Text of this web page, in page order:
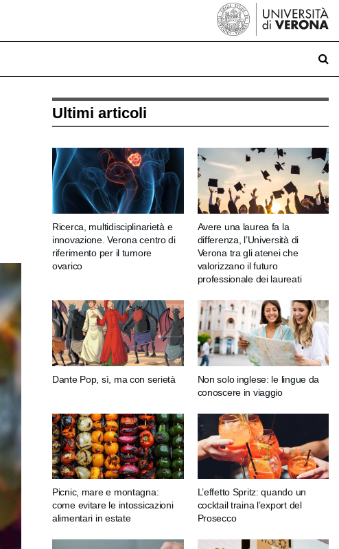
Ultimi articoli
Ricerca, multidisciplinarietà e
innovazione. Verona centro di
riferimento per il tumore
ovarico
Avere una laurea fa la
differenza, l’Università di
Verona tra gli atenei che
valorizzano il futuro
professionale dei laureati
Dante Pop, sì, ma con serietà
Non solo inglese: le lingue da
conoscere in viaggio
Picnic, mare e montagna:
come evitare le intossicazioni
alimentari in estate
L’effetto Spritz: quando un
cocktail traina l’export del
Prosecco